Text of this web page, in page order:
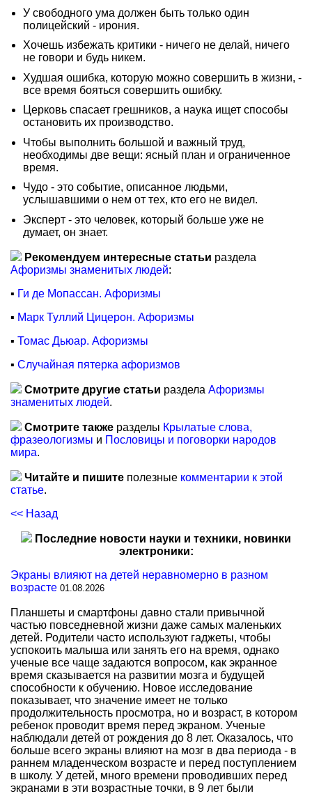
У свободного ума должен быть только один
полицейский - ирония.
Хочешь избежать критики - ничего не делай, ничего
не говори и будь никем.
Худшая ошибка, которую можно совершить в жизни, -
все время бояться совершить ошибку.
Церковь спасает грешников, а наука ищет способы
остановить их производство.
Чтобы выполнить большой и важный труд,
необходимы две вещи: ясный план и ограниченное
время.
Чудо - это событие, описанное людьми,
услышавшими о нем от тех, кто его не видел.
Эксперт - это человек, который больше уже не
думает, он знает.
Рекомендуем интересные статьи раздела
Афоризмы знаменитых людей:
▪ Ги де Мопассан. Афоризмы
▪ Марк Туллий Цицерон. Афоризмы
▪ Томас Дьюар. Афоризмы
▪ Случайная пятерка афоризмов
Смотрите другие статьи раздела Афоризмы
знаменитых людей.
Смотрите также разделы Крылатые слова,
фразеологизмы и Пословицы и поговорки народов
мира.
Читайте и пишите полезные комментарии к этой
статье.
<< Назад
Последние новости науки и техники, новинки
электроники:
Экраны влияют на детей неравномерно в разном
возрасте 01.08.2026
Планшеты и смартфоны давно стали привычной
частью повседневной жизни даже самых маленьких
детей. Родители часто используют гаджеты, чтобы
успокоить малыша или занять его на время, однако
ученые все чаще задаются вопросом, как экранное
время сказывается на развитии мозга и будущей
способности к обучению. Новое исследование
показывает, что значение имеет не только
продолжительность просмотра, но и возраст, в котором
ребенок проводит время перед экраном. Ученые
наблюдали детей от рождения до 8 лет. Оказалось, что
больше всего экраны влияют на мозг в два периода - в
раннем младенческом возрасте и перед поступлением
в школу. У детей, много времени проводивших перед
экранами в эти возрастные точки, в 9 лет были